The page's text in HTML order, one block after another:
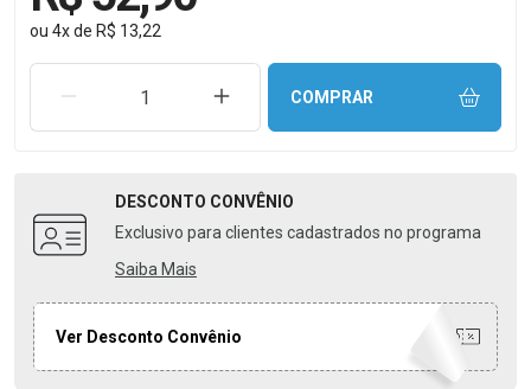
ou 4xde R$ 13,22
REMOVER UMA UNIDADEAUMENTAR UMA UNIDADE
COMPRAR
DESCONTO CONVÊNIO
Exclusivo para clientes cadastrados no programa
Saiba Mais
Ver Desconto Convênio